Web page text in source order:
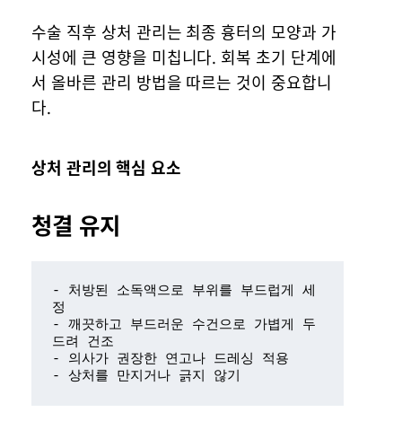
수술 직후 상처 관리는 최종 흉터의 모양과 가
시성에 큰 영향을 미칩니다. 회복 초기 단계에
서 올바른 관리 방법을 따르는 것이 중요합니
다.
상처 관리의 핵심 요소
청결 유지
- 처방된 소독액으로 부위를 부드럽게 세
정
- 깨끗하고 부드러운 수건으로 가볍게 두
드려 건조
- 의사가 권장한 연고나 드레싱 적용
- 상처를 만지거나 긁지 않기